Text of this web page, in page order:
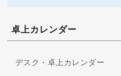
卓上カレンダー
デスク・卓上カレンダー